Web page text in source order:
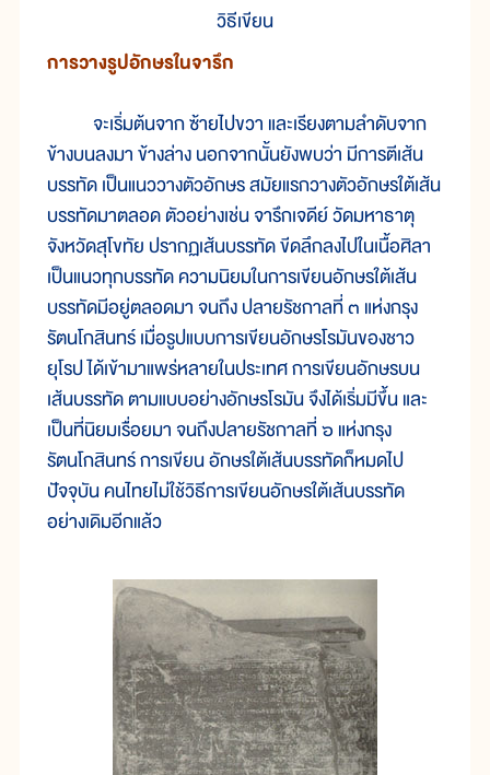
วิธีเขียน
การวางรูปอักษรในจารึก
จะเริ่มต้นจาก ซ้ายไปขวา และเรียงตามลำดับจาก
ข้างบนลงมา ข้างล่าง นอกจากนั้นยังพบว่า มีการตีเส้น
บรรทัด เป็นแนววางตัวอักษร สมัยแรกวางตัวอักษรใต้เส้น
บรรทัดมาตลอด ตัวอย่างเช่น จารึกเจดีย์ วัดมหาธาตุ
จังหวัดสุโขทัย ปรากฏเส้นบรรทัด ขีดลึกลงไปในเนื้อศิลา
เป็นแนวทุกบรรทัด ความนิยมในการเขียนอักษรใต้เส้น
บรรทัดมีอยู่ตลอดมา จนถึง ปลายรัชกาลที่ ๓ แห่งกรุง
รัตนโกสินทร์ เมื่อรูปแบบการเขียนอักษรโรมันของชาว
ยุโรป ได้เข้ามาแพร่หลายในประเทศ การเขียนอักษรบน
เส้นบรรทัด ตามแบบอย่างอักษรโรมัน จึงได้เริ่มมีขึ้น และ
เป็นที่นิยมเรื่อยมา จนถึงปลายรัชกาลที่ ๖ แห่งกรุง
รัตนโกสินทร์ การเขียน อักษรใต้เส้นบรรทัดก็หมดไป
ปัจจุบัน คนไทยไม่ใช้วิธีการเขียนอักษรใต้เส้นบรรทัด
อย่างเดิมอีกแล้ว